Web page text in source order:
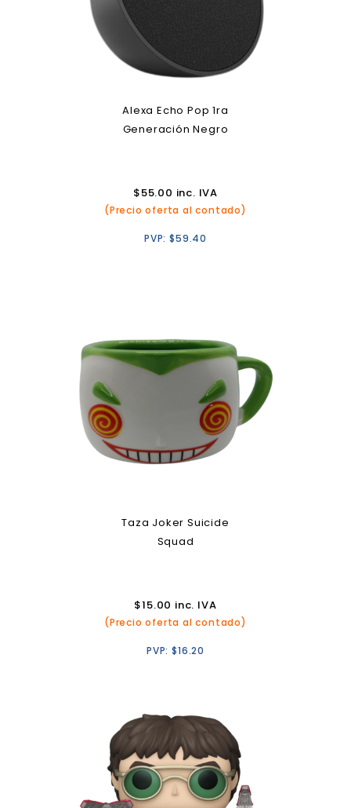
Alexa Echo Pop 1ra
Generación Negro
$55.00 inc. IVA
(Precio oferta al contado)
PVP:$59.40
Taza Joker Suicide
Squad
$15.00 inc. IVA
(Precio oferta al contado)
PVP:$16.20